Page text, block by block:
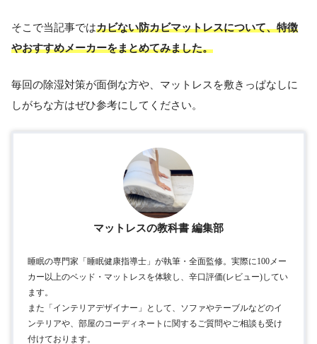
そこで当記事ではカビない防カビマットレスについて、特徴
やおすすめメーカーをまとめてみました。
毎回の除湿対策が面倒な方や、マットレスを敷きっぱなしに
しがちな方はぜひ参考にしてください。
マットレスの教科書 編集部
睡眠の専門家「睡眠健康指導士」が執筆・全面監修。実際に100メー
カー以上のベッド・マットレスを体験し、辛口評価(レビュー)してい
ます。
また「インテリアデザイナー」として、ソファやテーブルなどのイ
ンテリアや、部屋のコーディネートに関するご質問やご相談も受け
付けております。